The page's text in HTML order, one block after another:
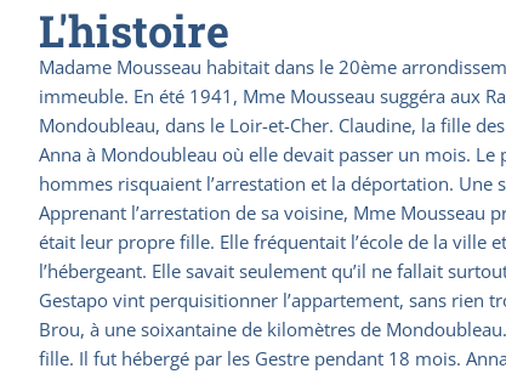
L'histoire
Madame Mousseau habitait dans le 20ème
immeuble. En été 1941, Mme Mousseau suggéra aux
Mondoubleau, dans le Loir-et-Cher. Claudine, la fille
Anna à Mondoubleau où elle devait passer un mois. Le
hommes risquaient l’arrestation et la déportation. Une
Apprenant l’arrestation de sa voisine, Mme Mousseau
était leur propre fille. Elle fréquentait l’école de la ville
l’hébergeant. Elle savait seulement qu’il ne fallait
Gestapo vint perquisitionner l’appartement, sans rien
Brou, à une soixantaine de kilomètres de
fille. Il fut hébergé par les Gestre pendant 18 mois.